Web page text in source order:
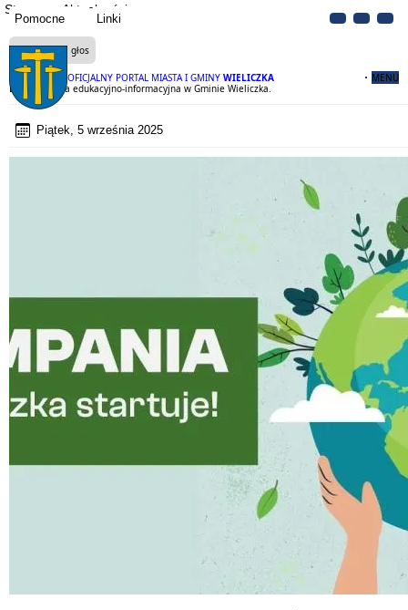
Pomocne Linki
OFICJALNY PORTAL MIASTA I GMINY WIELICZKA MENU
Strona Aktualności
Czytaj na głos
Eko kampania edukacyjno-informacyjna w Gminie Wieliczka.
Piątek, 5 września 2025